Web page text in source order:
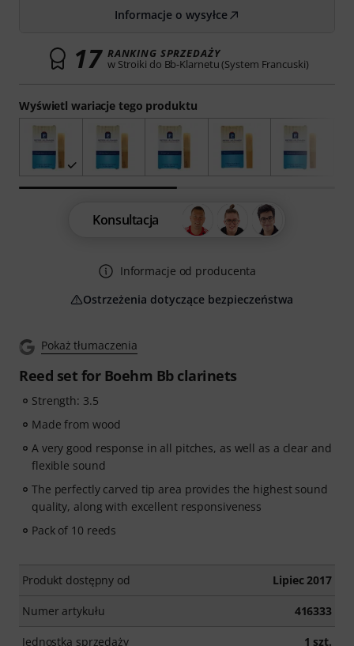
Pokaż tłumaczenia
Reed set for Boehm Bb clarinets
Strength: 3.5
Made from wood
A very good response in all pitches, as well as a clear and
flexible sound
The perfectly carved tip area provides the highest sound
quality, along with excellent responsiveness
Pack of 10 reeds
Produkt dostępny od Lipiec 2017
Numer artykułu 416333
Jednostka sprzedaży 1 szt.
Wyświetl wariacje tego produktu
Informacje o wysyłce
17 RANKING SPRZEDAŻY
w Stroiki do Bb-Klarnetu (System Francuski)
Konsultacja
Informacje od producenta
Ostrzeżenia dotyczące bezpieczeństwa